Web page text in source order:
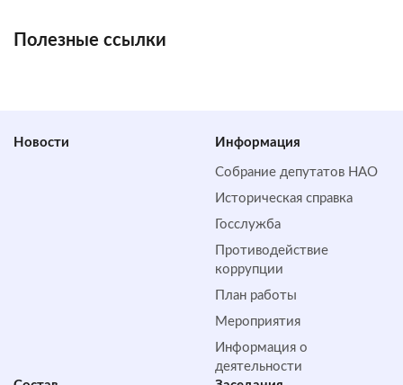
Полезные ссылки
Новости Информация
Собрание депутатов НАО
Историческая справка
Госслужба
Противодействие
коррупции
План работы
Мероприятия
Информация о
деятельности